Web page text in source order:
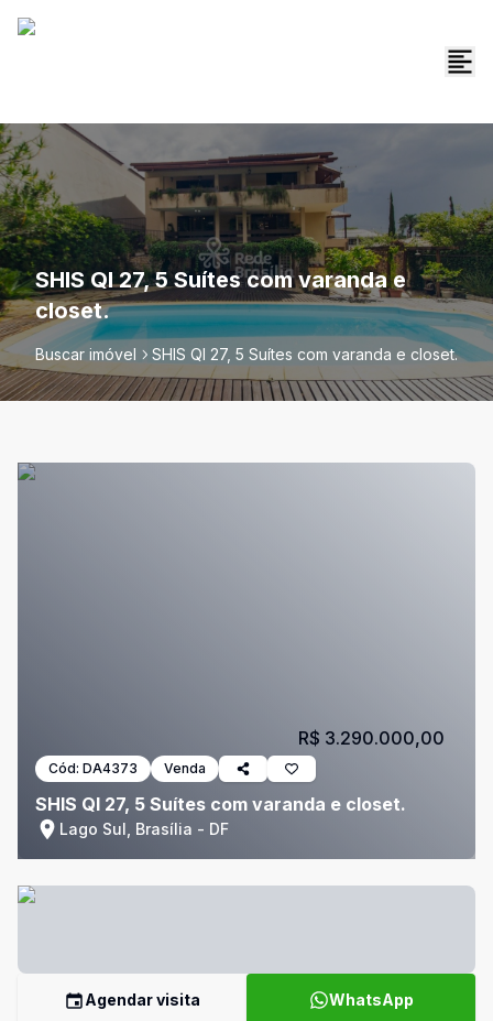
SHIS QI 27, 5 Suítes com varanda e
closet.
Buscar imóvel SHIS QI 27, 5 Suítes com varanda e closet.
Cód: DA4373 Venda
SHIS QI 27, 5 Suítes com varanda e closet.
Lago Sul, Brasília - DF
R$ 3.290.000,00
Agendar visita WhatsApp